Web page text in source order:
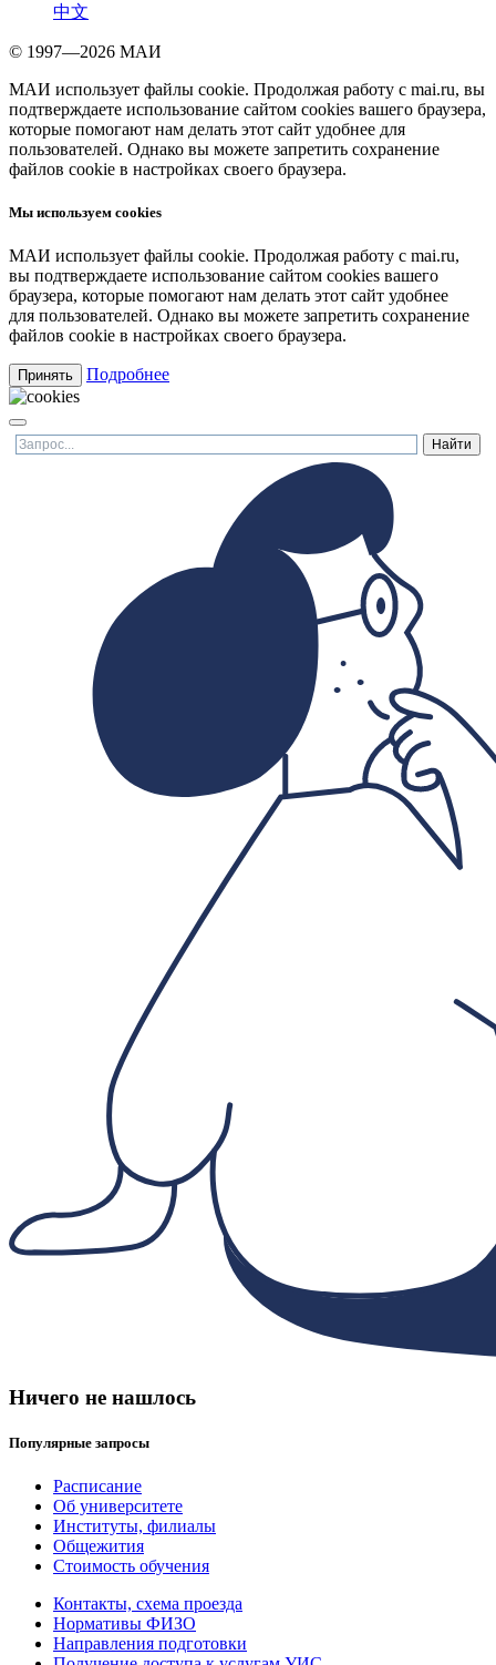
中文
© 1997—2026 МАИ
МАИ использует файлы cookie. Продолжая работу с mai.ru, вы
подтверждаете использование сайтом cookies вашего браузера,
которые помогают нам делать этот сайт удобнее для
пользователей. Однако вы можете запретить сохранение
файлов cookie в настройках своего браузера.
Мы используем cookies
МАИ использует файлы cookie. Продолжая работу с mai.ru,
вы подтверждаете использование сайтом cookies вашего
браузера, которые помогают нам делать этот сайт удобнее
для пользователей. Однако вы можете запретить сохранение
файлов cookie в настройках своего браузера.
Принять Подробнее
Ничего не нашлось
Популярные запросы
Расписание
Об университете
Институты, филиалы
Общежития
Стоимость обучения
Контакты, схема проезда
Нормативы ФИЗО
Направления подготовки